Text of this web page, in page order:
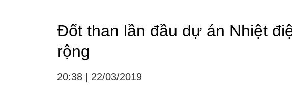
Đốt than lần đầu dự án Nhiệt
rộng
20:38 22/03/2019